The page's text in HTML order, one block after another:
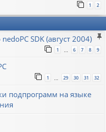
1 2
SDK (август 2004)
1 … 6 7 8 9
1 29 30 31 32
подпрограмм на языке